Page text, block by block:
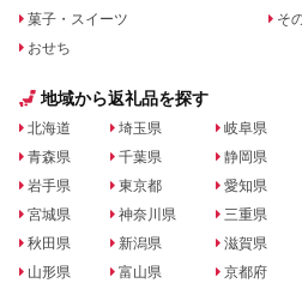
菓子・スイーツ
おせち
そ
地域から返礼品を探す
北海道
青森県
岩手県
宮城県
秋田県
山形県
埼玉県
千葉県
東京都
神奈川県
新潟県
富山県
岐阜県
静岡県
愛知県
三重県
滋賀県
京都府